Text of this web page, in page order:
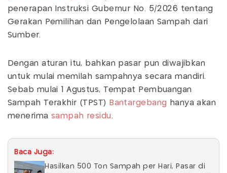
penerapan Instruksi Gubernur No. 5/2026 tentang
Gerakan Pemilihan dan Pengelolaan Sampah dari
Sumber.
Dengan aturan itu, bahkan pasar pun diwajibkan
untuk mulai memilah sampahnya secara mandiri.
Sebab mulai 1 Agustus, Tempat Pembuangan
Sampah Terakhir (TPST) Bantargebang hanya akan
menerima sampah residu .
Baca Juga:
Hasilkan 500 Ton Sampah per Hari, Pasar di